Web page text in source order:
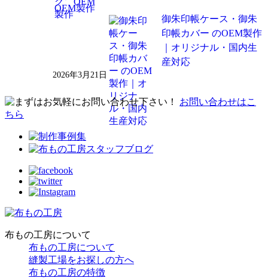
御朱印帳ケース・御朱
印帳カバー のOEM製作
｜オリジナル・国内生
産対応
2026年3月21日
お問い合わせはこ
ちら
布もの工房について
布もの工房について
縫製工場をお探しの方へ
布もの工房の特徴